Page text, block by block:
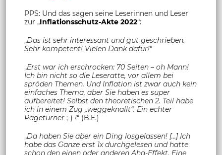
PPS: Und das sagen seine Leserinnen und Leser
zur „Inflationsschutz-Akte 2022“:
„Das ist sehr interessant und gut geschrieben.
Sehr kompetent! Vielen Dank dafür!“
„Erst war ich erschrocken: 70 Seiten – oh Mann!
Ich bin nicht so die Leseratte, vor allem bei
spröden Themen. Und Inflation ist zwar auch kein
einfaches Thema, aber Sie haben es super
aufbereitet! Selbst den theoretischen 2. Teil habe
ich in einem Zug „weggeknallt“. Ein echter
Pageturner ;-) !“ (B.E.)
„Da haben Sie aber ein Ding losgelassen! […] Ich
habe das Ganze erst 1x durchgelesen und hatte
schon den einen oder anderen Aha-Effekt. Eine